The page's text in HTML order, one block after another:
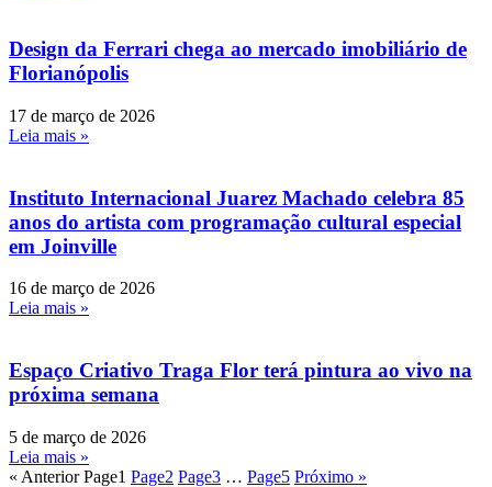
Design da Ferrari chega ao mercado imobiliário de
Florianópolis
17 de março de 2026
Leia mais »
Instituto Internacional Juarez Machado celebra 85
anos do artista com programação cultural especial
em Joinville
16 de março de 2026
Leia mais »
Espaço Criativo Traga Flor terá pintura ao vivo na
próxima semana
5 de março de 2026
Leia mais »
« Anterior Page1 Page2 Page3 … Page5 Próximo »